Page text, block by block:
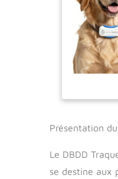
Présentation
Le DBDD
se destine aux